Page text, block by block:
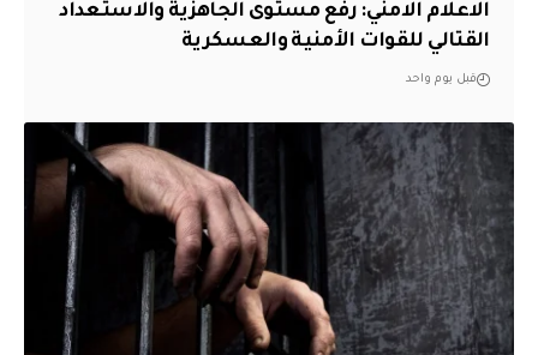
الاعلام الامني: رفع مستوى الجاهزية والاستعداد
القتالي للقوات الأمنية والعسكرية
قبل يوم واحد